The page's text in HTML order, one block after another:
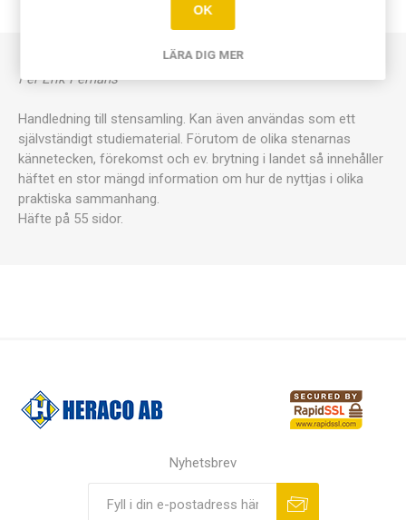
KONTAKTA OSS
Per-Erik Perhans
Handledning till stensamling. Kan även användas som ett
självständigt studiematerial. Förutom de olika stenarnas
kännetecken, förekomst och ev. brytning i landet så innehåller
häftet en stor mängd information om hur de nyttjas i olika
praktiska sammanhang.
Häfte på 55 sidor.
Nyhetsbrev
OK
LÄRA DIG MER